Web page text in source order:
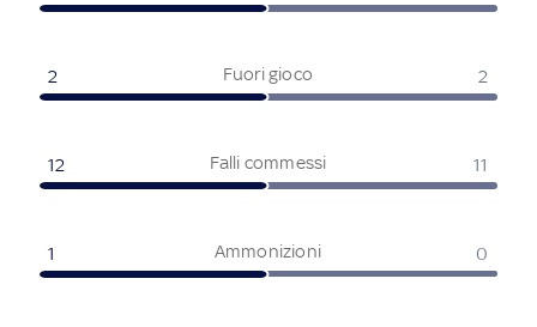
Fuori gioco
2 2
Falli commessi
12 11
Ammonizioni
1 0